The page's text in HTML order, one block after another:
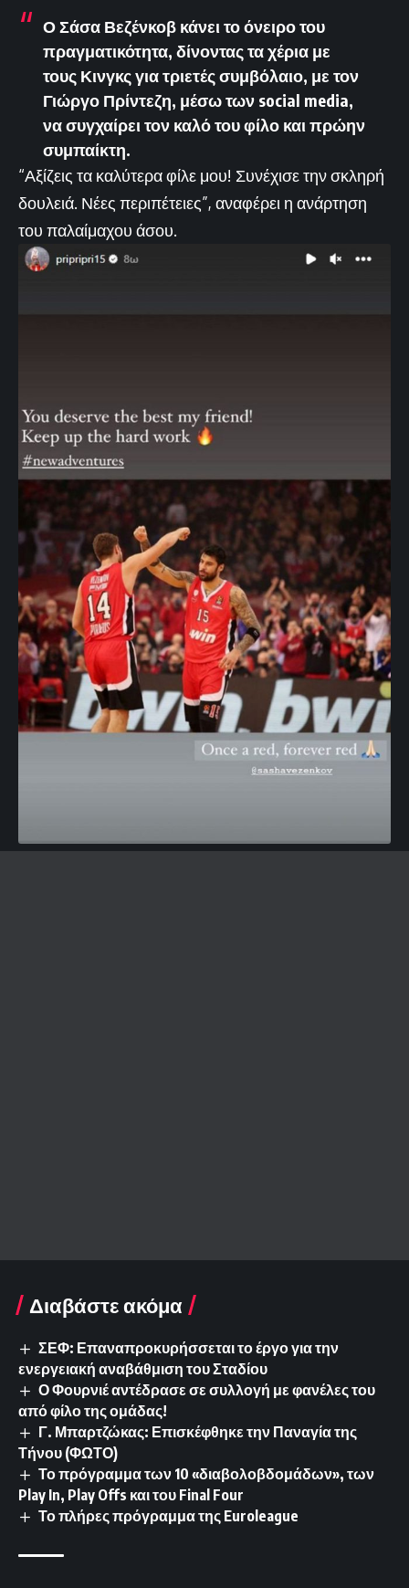
Ο Σάσα Βεζένκοβ κάνει το όνειρο του
πραγματικότητα, δίνοντας τα χέρια με
τους Κινγκς για τριετές συμβόλαιο, με τον
Γιώργο Πρίντεζη, μέσω των social media,
να συγχαίρει τον καλό του φίλο και πρώην
συμπαίκτη.
“Αξίζεις τα καλύτερα φίλε μου! Συνέχισε την σκληρή
δουλειά. Νέες περιπέτειες”, αναφέρει η ανάρτηση
του παλαίμαχου άσου.
Διαβάστε ακόμα
ΣΕΦ: Επαναπροκυρήσσεται το έργο για την
ενεργειακή αναβάθμιση του Σταδίου
Ο Φουρνιέ αντέδρασε σε συλλογή με φανέλες του
από φίλο της ομάδας!
Γ. Μπαρτζώκας: Επισκέφθηκε την Παναγία της
Τήνου (ΦΩΤΟ)
Το πρόγραμμα των 10 «διαβολοβδομάδων», των
Play In, Play Offs και του Final Four
Το πλήρες πρόγραμμα της Euroleague